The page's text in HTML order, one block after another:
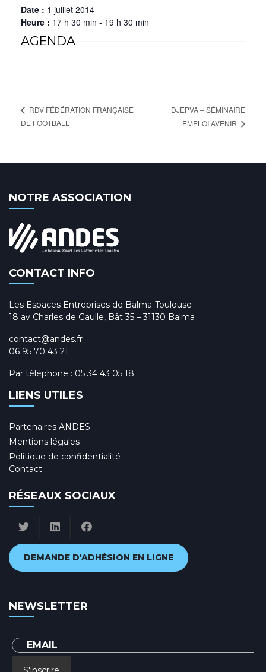
Date : 1 juillet 2014
Heure : 17 h 30 min - 19 h 30 min
AGENDA
RDV FÉDÉRATION FRANÇAISE
DE FOOTBALL
DJEPVA – SÉMINAIRE
EMPLOI AVENIR
NOTRE ASSOCIATION
CONTACT INFO
Les Espaces Entreprises de Balma-Toulouse
18 av Charles de Gaulle, Bât 35 – 31130 Balma
contact@andes.fr
06 95 70 43 21
Par téléphone : 05 34 43 05 18
LIENS UTILES
Partenaires ANDES
Mentions légales
Politique de confidentialité
Contact
RÉSEAUX SOCIAUX
DEMANDE D'ADHÉSION EN LIGNE
NEWSLETTER